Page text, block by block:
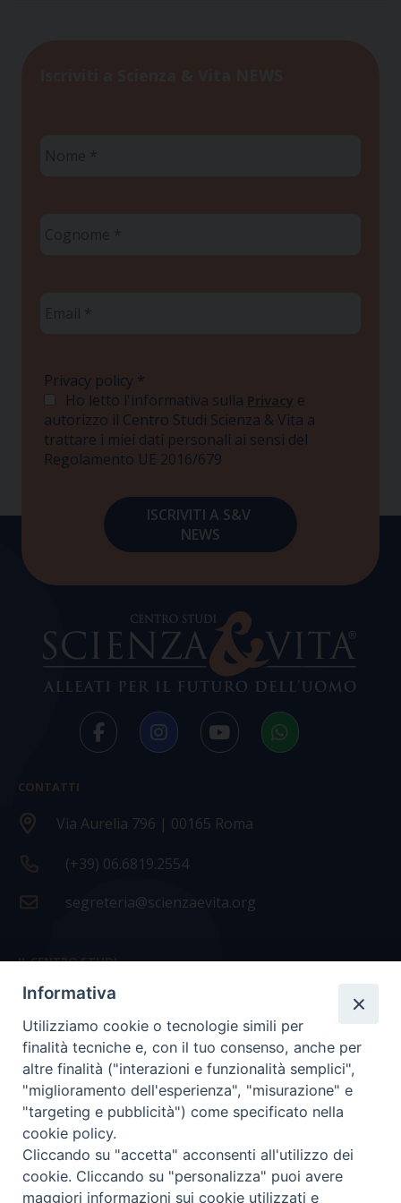
Privacy policy *
Ho letto l'informativa sulla Privacy e
autorizzo il Centro Studi Scienza & Vita a
trattare i miei dati personali ai sensi del
Regolamento UE 2016/679
CONTATTI
Via Aurelia 796 | 00165 Roma
(+39) 06.6819.2554
segreteria@scienzaevita.org
IL CENTRO STUDI
La nostra storia
Statuto
Presidenza e ufficio presidenza
Consiglio scientifico
Coordinamento nazionale
Informativa
Utilizziamo cookie o tecnologie simili per
finalità tecniche e, con il tuo consenso, anche per
altre finalità ("interazioni e funzionalità semplici",
"miglioramento dell'esperienza", "misurazione" e
"targeting e pubblicità") come specificato nella
cookie policy.
Cliccando su "accetta" acconsenti all'utilizzo dei
cookie. Cliccando su "personalizza" puoi avere
maggiori informazioni sui cookie utilizzati e